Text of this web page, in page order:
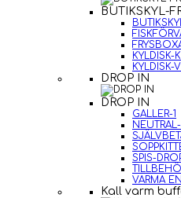
BUTIKSKYL-
KYLDISK-
KYLDISK-
DROP IN
DROP IN
GALLER-1
SPIS-
VARMA
Kall varm